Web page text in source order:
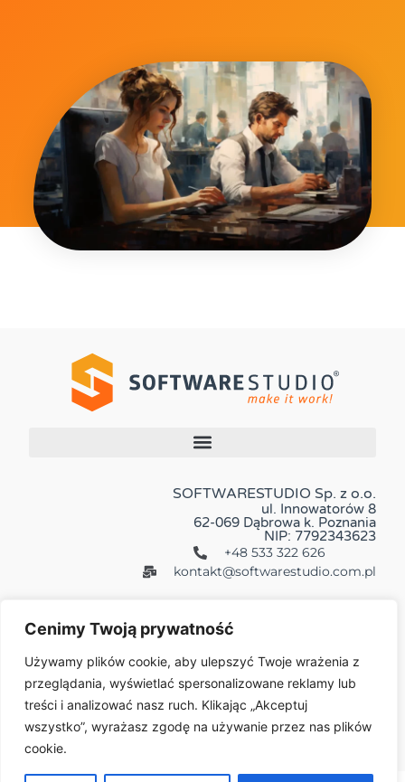
Cenimy Twoją prywatność
Używamy plików cookie, aby ulepszyć Twoje wrażenia z
przeglądania, wyświetlać spersonalizowane reklamy lub
treści i analizować nasz ruch. Klikając „Akceptuj
wszystko”, wyrażasz zgodę na używanie przez nas plików
cookie.
SOFTWARESTUDIO Sp. z o.o.
ul. Innowatorów 8
62-069 Dąbrowa k. Poznania
NIP: 7792343623
+48 533 322 626
kontakt@softwarestudio.com.pl
Więcej: